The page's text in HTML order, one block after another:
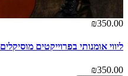
₪350.00
ליווי אומנותי בפרוייקטים מוסיקלים
₪350.00